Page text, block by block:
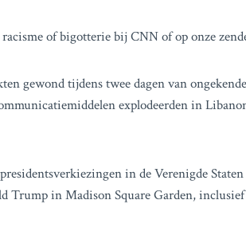
of bigotterie bij CNN of op onze
gewond tijdens twee dagen van
explodeerden in
in de Verenigde Staten
Trump in Madison Square Garden,